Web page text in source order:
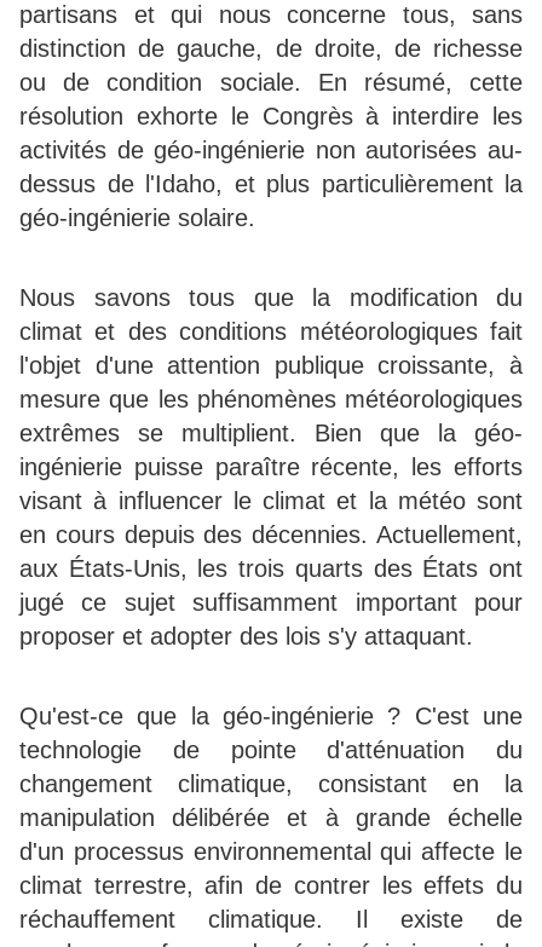
partisans et qui nous concerne tous, sans
distinction de gauche, de droite, de richesse
ou de condition sociale. En résumé, cette
résolution exhorte le Congrès à interdire les
activités de géo-ingénierie non autorisées au-
dessus de l'Idaho, et plus particulièrement la
géo-ingénierie solaire.
Nous savons tous que la modification du
climat et des conditions météorologiques fait
l'objet d'une attention publique croissante, à
mesure que les phénomènes météorologiques
extrêmes se multiplient. Bien que la géo-
ingénierie puisse paraître récente, les efforts
visant à influencer le climat et la météo sont
en cours depuis des décennies. Actuellement,
aux États-Unis, les trois quarts des États ont
jugé ce sujet suffisamment important pour
proposer et adopter des lois s'y attaquant.
Qu'est-ce que la géo-ingénierie ? C'est une
technologie de pointe d'atténuation du
changement climatique, consistant en la
manipulation délibérée et à grande échelle
d'un processus environnemental qui affecte le
climat terrestre, afin de contrer les effets du
réchauffement climatique. Il existe de